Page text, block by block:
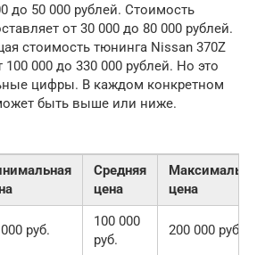
до 50 000 рублей. Стоимость
от 30 000 до 80 000 рублей.
стоимость тюнинга Nissan 370Z
000 до 330 000 рублей. Но это
цифры. В каждом конкретном
быть выше или ниже.
Средняя
цена
цена
руб.
100 000
руб.
200 000 руб.